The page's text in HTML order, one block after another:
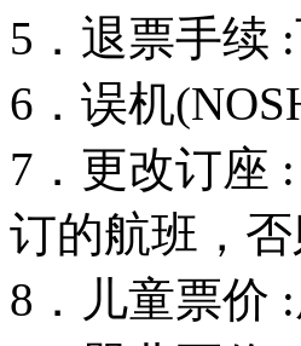
5．退票手续
6．误机
7．更改订座
订的航班，
8．儿童票价